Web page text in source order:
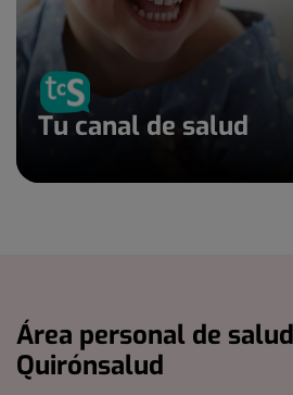
Tu canal de salud
Área personal de
Quirónsalud